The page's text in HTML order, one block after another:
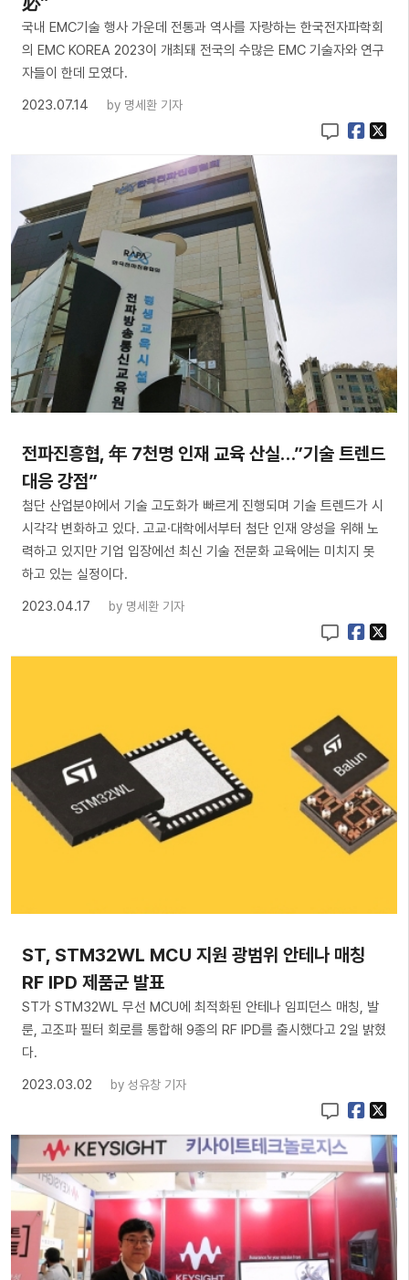
국내 EMC기술 행사 가운데 전통과 역사를 자랑하는 한국전자파학회
의 EMC KOREA 2023이 개최돼 전국의 수많은 EMC 기술자와 연구
자들이 한데 모였다.
2023.07.14
by 명세환 기자
전파진흥협, 年 7천명 인재 교육 산실…”기술 트렌드
대응 강점”
첨단 산업분야에서 기술 고도화가 빠르게 진행되며 기술 트렌드가 시
시각각 변화하고 있다. 고교·대학에서부터 첨단 인재 양성을 위해 노
력하고 있지만 기업 입장에선 최신 기술 전문화 교육에는 미치지 못
하고 있는 실정이다.
2023.04.17
by 명세환 기자
ST, STM32WL MCU 지원 광범위 안테나 매칭
RF IPD 제품군 발표
ST가 STM32WL 무선 MCU에 최적화된 안테나 임피던스 매칭, 발
룬, 고조파 필터 회로를 통합해 9종의 RF IPD를 출시했다고 2일 밝혔
다.
2023.03.02
by 성유창 기자